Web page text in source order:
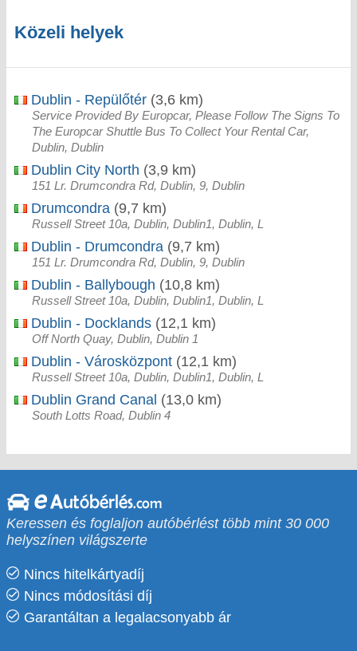
Közeli helyek
Dublin - Repülőtér (3,6 km)
Service Provided By Europcar, Please Follow The Signs To
The Europcar Shuttle Bus To Collect Your Rental Car,
Dublin, Dublin
Dublin City North (3,9 km)
151 Lr. Drumcondra Rd, Dublin, 9, Dublin
Drumcondra (9,7 km)
Russell Street 10a, Dublin, Dublin1, Dublin, L
Dublin - Drumcondra (9,7 km)
151 Lr. Drumcondra Rd, Dublin, 9, Dublin
Dublin - Ballybough (10,8 km)
Russell Street 10a, Dublin, Dublin1, Dublin, L
Dublin - Docklands (12,1 km)
Off North Quay, Dublin, Dublin 1
Dublin - Városközpont (12,1 km)
Russell Street 10a, Dublin, Dublin1, Dublin, L
Dublin Grand Canal (13,0 km)
South Lotts Road, Dublin 4
Keressen és foglaljon autóbérlést több mint 30 000
helyszínen világszerte
Nincs hitelkártyadíj
Nincs módosítási díj
Garantáltan a legalacsonyabb ár